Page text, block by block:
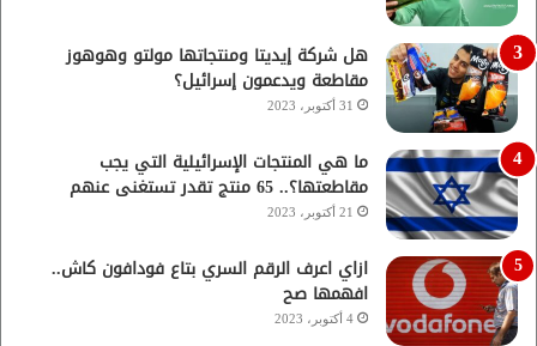
هل شركة إيديتا ومنتجاتها مولتو وهوهوز
مقاطعة ويدعمون إسرائيل؟
31 أكتوبر، 2023
ما هي المنتجات الإسرائيلية التي يجب
مقاطعتها؟.. 65 منتج تقدر تستغنى عنهم
21 أكتوبر، 2023
ازاي اعرف الرقم السري بتاع فودافون كاش..
افهمها صح
4 أكتوبر، 2023